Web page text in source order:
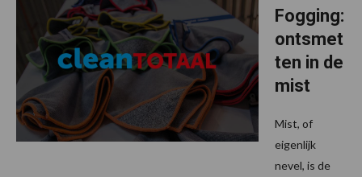
Fogging:
ontsmet
ten in de
mist
Mist, of
eigenlijk
nevel, is de